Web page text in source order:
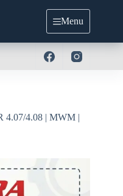
Menu
4.07/4.08 | MWM |